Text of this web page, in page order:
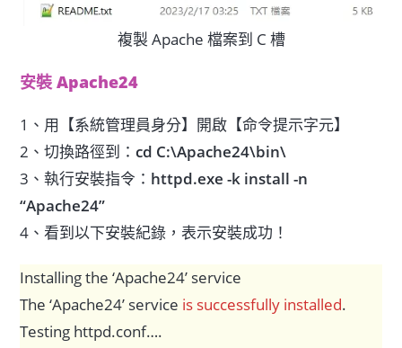
複製 Apache 檔案到 C 槽
安裝 Apache24
1、用【系統管理員身分】開啟【命令提示字元】
2、切換路徑到：cd C:\Apache24\bin\
3、執行安裝指令： httpd.exe -k install -n
“Apache24”
4、看到以下安裝紀錄，表示安裝成功！
Installing the ‘Apache24’ service
The ‘Apache24’ service is successfully installed.
Testing httpd.conf….